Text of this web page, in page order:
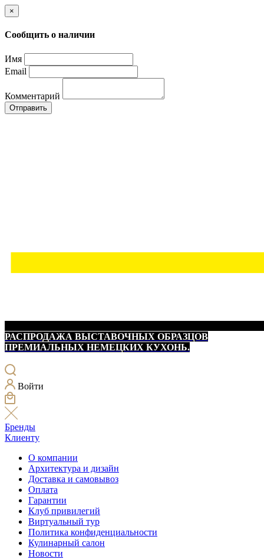
×
Сообщить о наличии
Имя
Email
Комментарий
Отправить
РАСПРОДАЖА ВЫСТАВОЧНЫХ ОБРАЗЦОВ
ПРЕМИАЛЬНЫХ НЕМЕЦКИХ КУХОНЬ.
Войти
Бренды
Клиенту
О компании
Архитектура и дизайн
Доставка и самовывоз
Оплата
Гарантии
Клуб привилегий
Виртуальный тур
Политика конфиденциальности
Кулинарный салон
Новости